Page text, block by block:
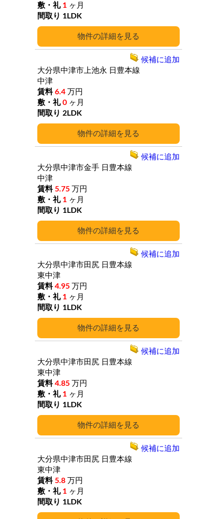
詳細
1 ヶ月
1LDK
詳細
大分県中津市上池永 日豊本線
中津
6.4 万円
0 ヶ月
2LDK
候補に追加
詳細
大分県中津市金手 日豊本線
中津
5.75 万円
1 ヶ月
1LDK
候補に追加
詳細
大分県中津市田尻 日豊本線
東中津
4.95 万円
1 ヶ月
1LDK
候補に追加
詳細
大分県中津市田尻 日豊本線
東中津
4.85 万円
1 ヶ月
1LDK
候補に追加
大分県中津市田尻 日豊本線
東中津
5.8 万円
1 ヶ月
1LDK
候補に追加